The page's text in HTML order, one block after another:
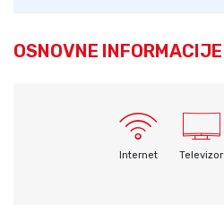
OSNOVNE INFORMACIJE
Internet Televizor